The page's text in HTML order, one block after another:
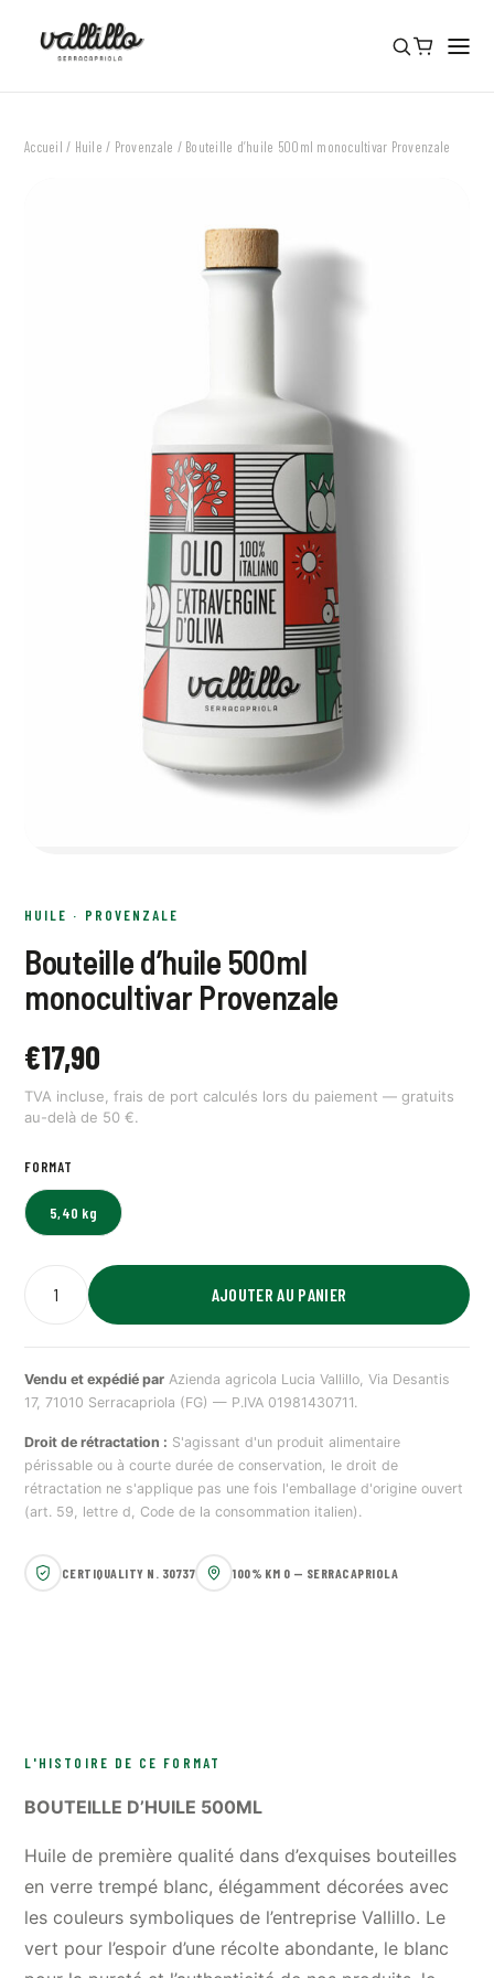
Accueil / Huile / Provenzale / Bouteille d’huile 500ml monocultivar Provenzale
HUILE · PROVENZALE
Bouteille d’huile 500ml
monocultivar Provenzale
€17,90
TVA incluse, frais de port calculés lors du paiement — gratuits
au-delà de 50 €.
FORMAT
5,40 kg
AJOUTER AU PANIER
Vendu et expédié par Azienda agricola Lucia Vallillo, Via Desantis
17, 71010 Serracapriola (FG) — P.IVA 01981430711.
Droit de rétractation : S'agissant d'un produit alimentaire
périssable ou à courte durée de conservation, le droit de
rétractation ne s'applique pas une fois l'emballage d'origine ouvert
(art. 59, lettre d, Code de la consommation italien).
CERTIQUALITY N. 30737 100% KM 0 — SERRACAPRIOLA
L'HISTOIRE DE CE FORMAT
BOUTEILLE D’HUILE 500ML
Huile de première qualité dans d’exquises bouteilles
en verre trempé blanc, élégamment décorées avec
les couleurs symboliques de l’entreprise Vallillo. Le
vert pour l’espoir d’une récolte abondante, le blanc